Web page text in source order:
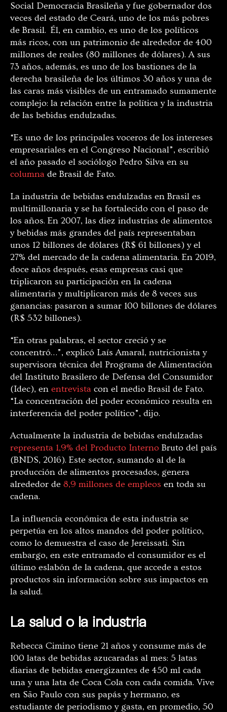
Social Democracia Brasileña y fue gobernador dos
veces del estado de Ceará, uno de los más pobres
de Brasil. Él, en cambio, es uno de los políticos
más ricos, con un patrimonio de alrededor de 400
millones de reales (80 millones de dólares). A sus
73 años, además, es uno de los bastiones de la
derecha brasileña de los últimos 30 años y una de
las caras más visibles de un entramado sumamente
complejo: la relación entre la política y la industria
de las bebidas endulzadas.
“Es uno de los principales voceros de los intereses
empresariales en el Congreso Nacional”, escribió
el año pasado el sociólogo Pedro Silva en su
columna de Brasil de Fato.
La industria de bebidas endulzadas en Brasil es
multimillonaria y se ha fortalecido con el paso de
los años. En 2007, las diez industrias de alimentos
y bebidas más grandes del país representaban
unos 12 billones de dólares (R$ 61 billones) y el
27% del mercado de la cadena alimentaria. En 2019,
doce años después, esas empresas casi que
triplicaron su participación en la cadena
alimentaria y multiplicaron más de 8 veces sus
ganancias: pasaron a sumar 100 billones de dólares
(R$ 532 billones).
“En otras palabras, el sector creció y se
concentró…”, explicó Laís Amaral, nutricionista y
supervisora técnica del Programa de Alimentación
del Instituto Brasilero de Defensa del Consumidor
(Idec), en entrevista con el medio Brasil de Fato.
“La concentración del poder económico resulta en
interferencia del poder político”, dijo.
Actualmente la industria de bebidas endulzadas
representa 1,9% del Producto Interno Bruto del país
(BNDS, 2016). Este sector, sumando al de la
producción de alimentos procesados, genera
alrededor de 8,9 millones de empleos en toda su
cadena.
La influencia económica de esta industria se
perpetúa en los altos mandos del poder político,
como lo demuestra el caso de Jereissati. Sin
embargo, en este entramado el consumidor es el
último eslabón de la cadena, que accede a estos
productos sin información sobre sus impactos en
la salud.
La salud o la industria
Rebecca Cimino tiene 21 años y consume más de
100 latas de bebidas azucaradas al mes: 5 latas
diarias de bebidas energizantes de 450 ml cada
una y una lata de Coca Cola con cada comida. Vive
en São Paulo con sus papás y hermano, es
estudiante de periodismo y gasta, en promedio, 50